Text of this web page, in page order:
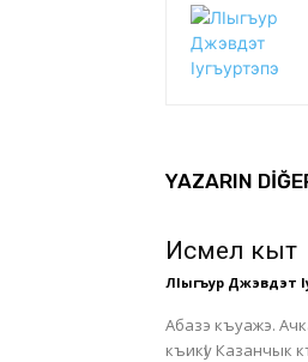
YAZARIN
Исмел кыт
ЛIыгъур Джэвдэт
Абазэ къуажэ. Ачкаруа. Къуажэр нобэ Къэрэшей-Черкес Республикэм ищӏым
къикӏу Казанчык